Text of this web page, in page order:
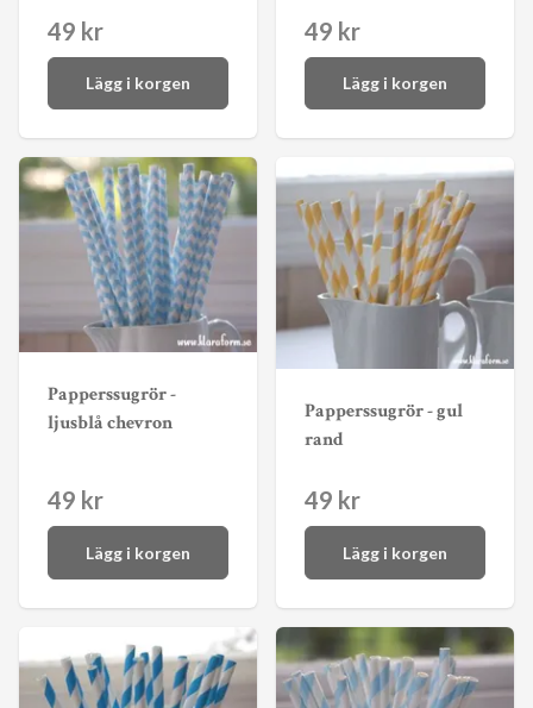
49 kr
Lägg i korgen
49 kr
Lägg i korgen
Papperssugrör -
ljusblå chevron
49 kr
Lägg i korgen
Papperssugrör - gul
rand
49 kr
Lägg i korgen